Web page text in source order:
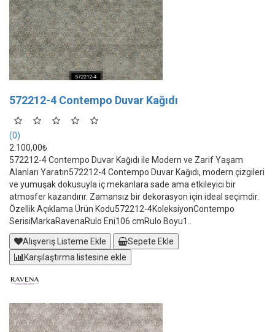
572212-4 Contempo Duvar Kağıdı
(0)
2.100,00₺
572212-4 Contempo Duvar Kağıdı ile Modern ve Zarif Yaşam
Alanları Yaratın572212-4 Contempo Duvar Kağıdı, modern çizgileri
ve yumuşak dokusuyla iç mekanlara sade ama etkileyici bir
atmosfer kazandırır. Zamansız bir dekorasyon için ideal seçimdir.
Özellik Açıklama Ürün Kodu572212-4KoleksiyonContempo
SerisiMarkaRavenaRulo Eni106 cmRulo Boyu1..
Alışveriş Listeme Ekle
Sepete Ekle
Karşılaştırma listesine ekle